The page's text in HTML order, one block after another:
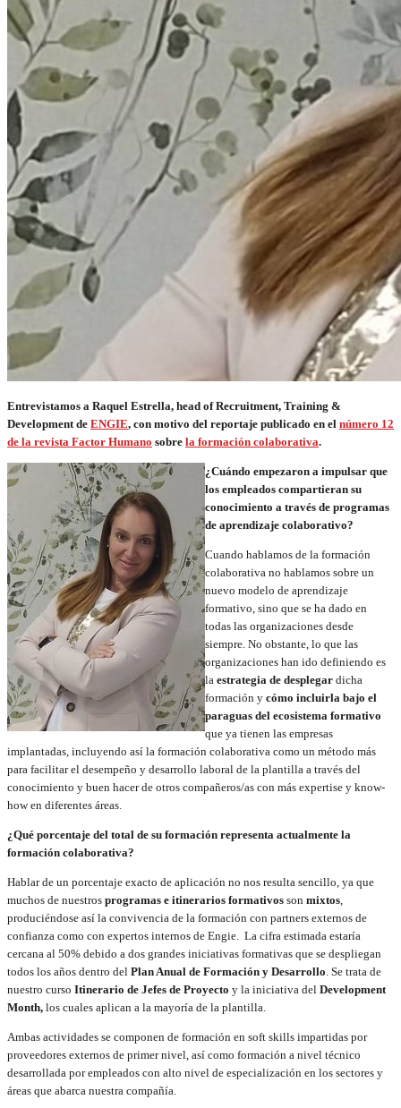
Entrevistamos a Raquel Estrella, head of Recruitment, Training &
Development de ENGIE, con motivo del reportaje publicado en el número 12
de la revista Factor Humano sobre la formación colaborativa.
¿Cuándo empezaron a impulsar que
los empleados compartieran su
conocimiento a través de programas
de aprendizaje colaborativo?
Cuando hablamos de la formación
colaborativa no hablamos sobre un
nuevo modelo de aprendizaje
formativo, sino que se ha dado en
todas las organizaciones desde
siempre. No obstante, lo que las
organizaciones han ido definiendo es
la estrategia de desplegar dicha
formación y cómo incluirla bajo el
paraguas del ecosistema formativo
que ya tienen las empresas
implantadas, incluyendo así la formación colaborativa como un método más
para facilitar el desempeño y desarrollo laboral de la plantilla a través del
conocimiento y buen hacer de otros compañeros/as con más expertise y know-
how en diferentes áreas.
¿Qué porcentaje del total de su formación representa actualmente la
formación colaborativa?
Hablar de un porcentaje exacto de aplicación no nos resulta sencillo, ya que
muchos de nuestros programas e itinerarios formativos son mixtos,
produciéndose así la convivencia de la formación con partners externos de
confianza como con expertos internos de Engie. La cifra estimada estaría
cercana al 50% debido a dos grandes iniciativas formativas que se despliegan
todos los años dentro del Plan Anual de Formación y Desarrollo. Se trata de
nuestro curso Itinerario de Jefes de Proyecto y la iniciativa del Development
Month, los cuales aplican a la mayoría de la plantilla.
Ambas actividades se componen de formación en soft skills impartidas por
proveedores externos de primer nivel, así como formación a nivel técnico
desarrollada por empleados con alto nivel de especialización en los sectores y
áreas que abarca nuestra compañía.